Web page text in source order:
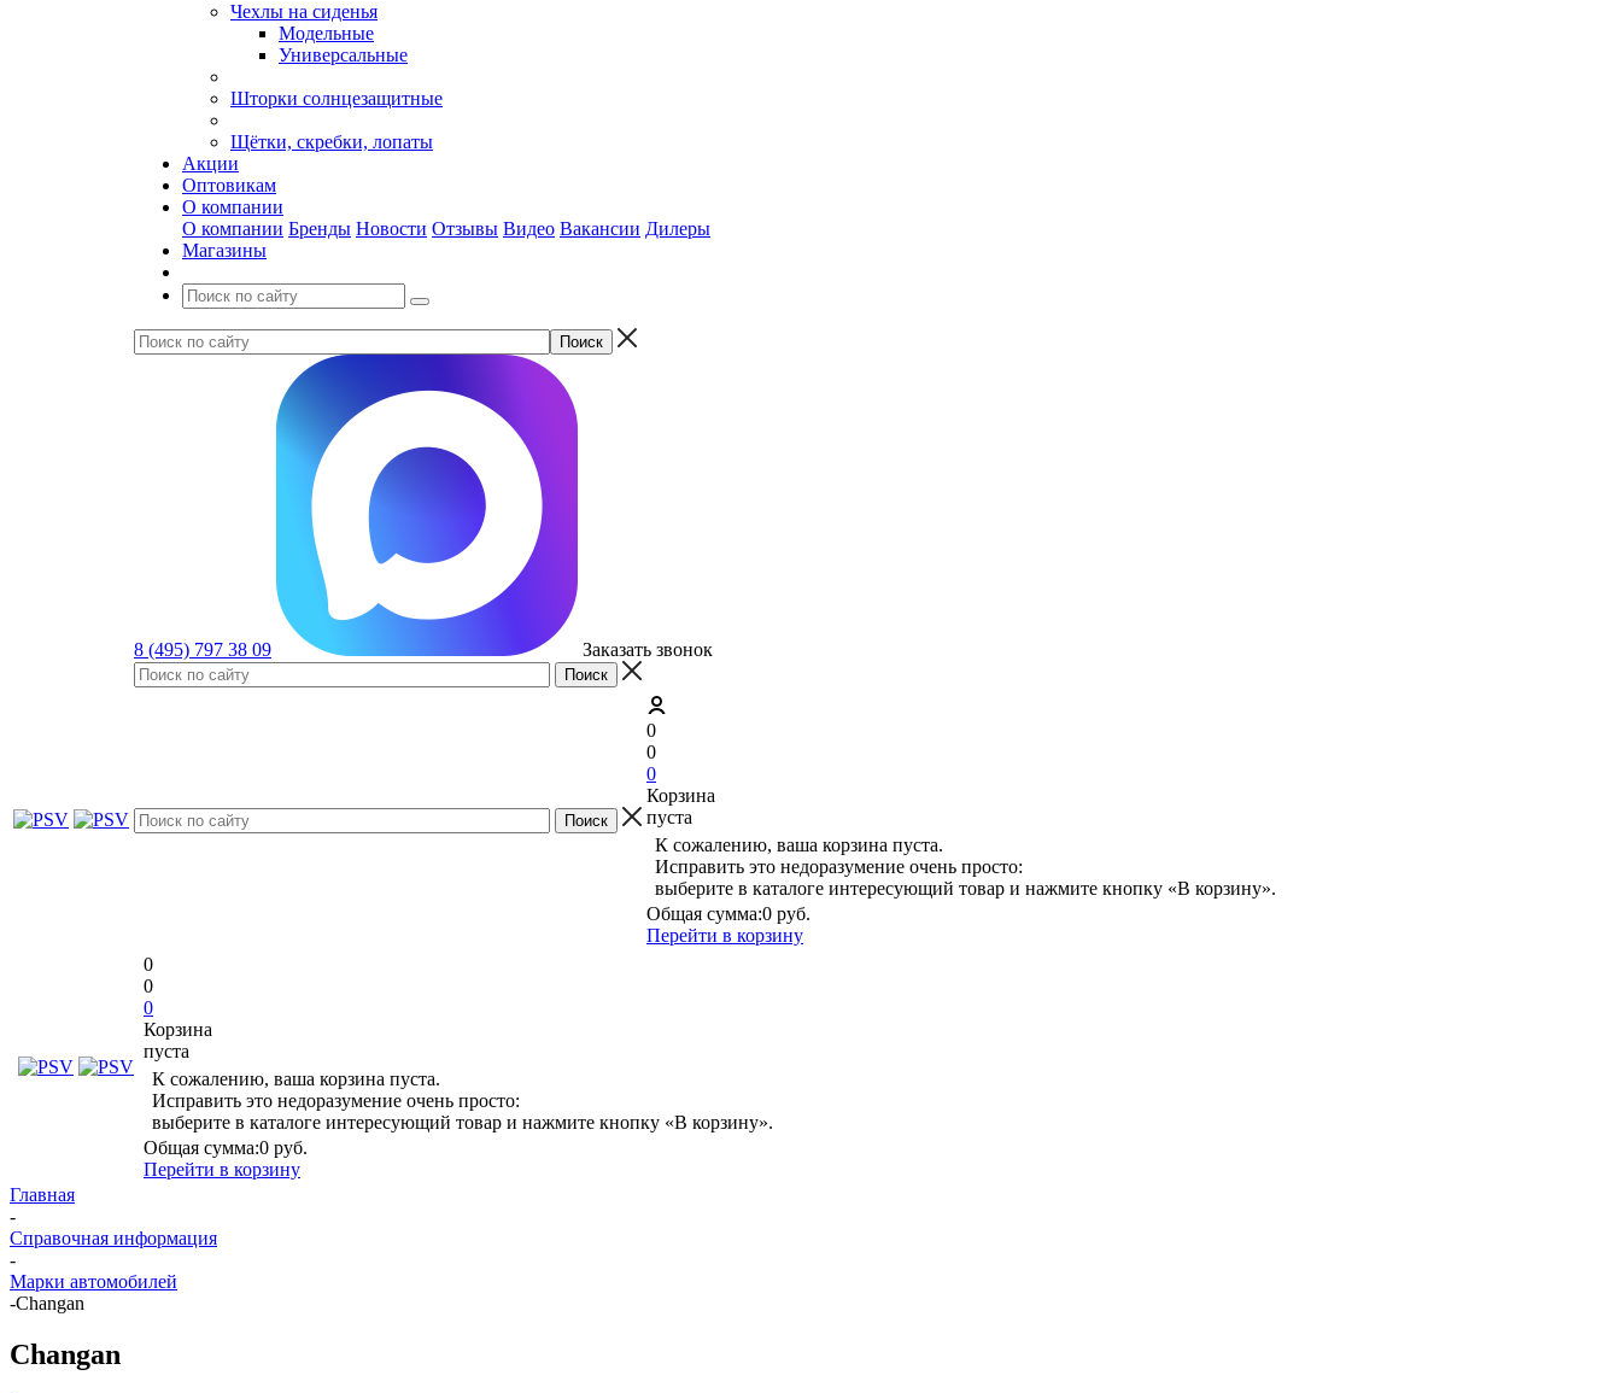
Чехлы на сиденья
Модельные
Универсальные
Шторки солнцезащитные
Щётки, скребки, лопаты
Акции
Оптовикам
О компании
О компании Бренды Новости Отзывы Видео Вакансии Дилеры
Магазины
8 (495) 797 38 09 Заказать звонок
0
0
0
Корзина
пуста
К сожалению, ваша корзина пуста.
Исправить это недоразумение очень просто:
выберите в каталоге интересующий товар и нажмите кнопку «В корзину».
Общая сумма:0 руб.
Перейти в корзину
0
0
0
Корзина
пуста
К сожалению, ваша корзина пуста.
Исправить это недоразумение очень просто:
выберите в каталоге интересующий товар и нажмите кнопку «В корзину».
Общая сумма:0 руб.
Перейти в корзину
Главная
-
Справочная информация
-
Марки автомобилей
-Changan
Changan